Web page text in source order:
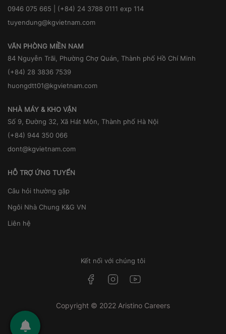
0946 075 665 | (+84) 24 3788 0111 exp 114
tuyendung@kgvietnam.com
VĂN PHÒNG MIỀN NAM
84 Nguyễn Trãi, Phường Chợ Quán, Thành phố Hồ Chí Minh
(+84) 28 3836 7539
huongdtt01@kgvietnam.com
NHÀ MÁY & KHO VẬN
Số 9, Đường 32, Xã Hát Môn, Thành phố Hà Nội
(+84) 944 350 066
dont@kgvietnam.com
HỖ TRỢ ỨNG TUYỂN
Câu hỏi thường gặp
Ngôi Nhà Chung K&G VN
Liên hệ
Kết nối với chúng tôi
Copyright © 2022 Aristino Careers